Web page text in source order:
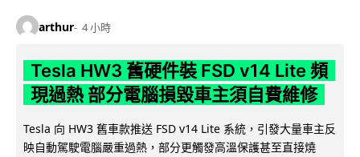
arthur 4 小時
Tesla HW3 舊硬件裝 FSD v14 Lite 頻
現過熱 部分電腦損毀車主須自費維修
Tesla 向 HW3 舊車款推送 FSD v14 Lite 系統，引發大量車主反
映自動駕駛電腦嚴重過熱，部分更觸發高溫保護甚至直接燒